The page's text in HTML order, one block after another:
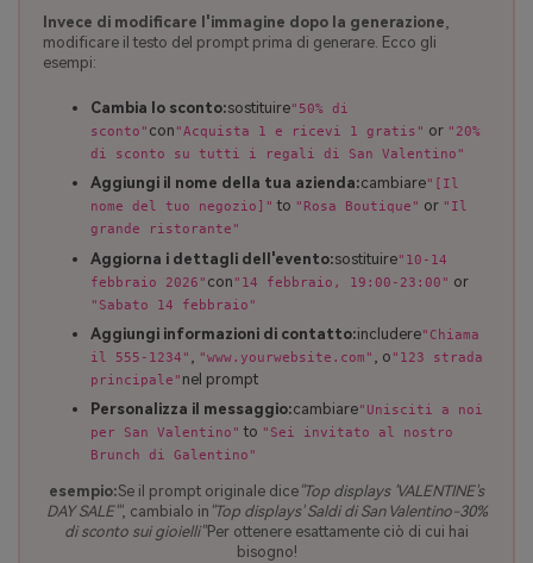
Invece di modificare l'immagine dopo la generazione
modificare il testo del prompt prima di generare. Ecco gli
esempi:
Cambia lo sconto:sostituire"50% di
sconto" con "Acquista 1 e ricevi 1 gratis" or "20%
di sconto su tutti i regali di San Valentino"
Aggiungi il nome della tua azienda:cambiare"[Il
nome del tuo negozio]" to "Rosa Boutique" or "Il
grande ristorante"
Aggiorna i dettagli dell'evento:sostituire"10-14
febbraio 2026" con "14 febbraio, 19:00-23:00" or
"Sabato 14 febbraio"
Aggiungi informazioni di contatto:includere"Chiama
il 555-1234" , "www.yourwebsite.com" , o "123 strada
principale" nel prompt
Personalizza il messaggio:cambiare"Unisciti a noi
per San Valentino" to "Sei invitato al nostro
Brunch di Galentino"
esempio:Se il prompt originale dice "Top displays 'VALENTINE's
DAY SALE'", cambialo in "Top displays' Saldi di San Valentino-30%
di sconto sui gioielli'"Per ottenere esattamente ciò di cui hai
bisogno!